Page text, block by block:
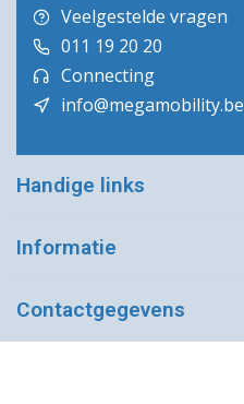
Veelgestelde vragen
011 19 20 20
Connecting
info@megamobility.be
Handige links
Informatie
Contactgegevens